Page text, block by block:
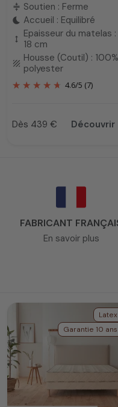
compress Soutien : Ferme
bedtime Accueil : Equilibré
height
Epaisseur du matelas :
18 cm
texture Housse (Coutil) : 100%
polyester
4.6/5 (7)
Prix
Dès 439 € Découvrir
FABRICANT
En savoir plus
Latex
Garantie 10 ans